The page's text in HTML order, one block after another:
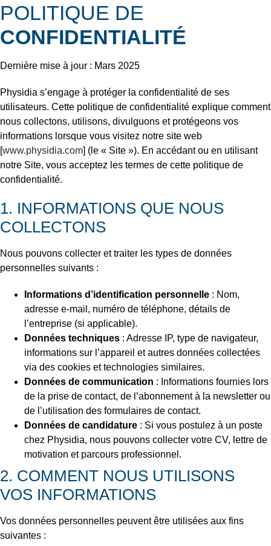
POLITIQUE DE
CONFIDENTIALITÉ
Dernière mise à jour : Mars 2025
Physidia s’engage à protéger la confidentialité de ses
utilisateurs. Cette politique de confidentialité explique comment
nous collectons, utilisons, divulguons et protégeons vos
informations lorsque vous visitez notre site web
[www.physidia.com] (le « Site »). En accédant ou en utilisant
notre Site, vous acceptez les termes de cette politique de
confidentialité.
1. INFORMATIONS QUE NOUS
COLLECTONS
Nous pouvons collecter et traiter les types de données
personnelles suivants :
Informations d’identification personnelle : Nom,
adresse e-mail, numéro de téléphone, détails de
l’entreprise (si applicable).
Données techniques : Adresse IP, type de navigateur,
informations sur l’appareil et autres données collectées
via des cookies et technologies similaires.
Données de communication : Informations fournies lors
de la prise de contact, de l’abonnement à la newsletter ou
de l’utilisation des formulaires de contact.
Données de candidature : Si vous postulez à un poste
chez Physidia, nous pouvons collecter votre CV, lettre de
motivation et parcours professionnel.
2. COMMENT NOUS UTILISONS
VOS INFORMATIONS
Vos données personnelles peuvent être utilisées aux fins
suivantes :